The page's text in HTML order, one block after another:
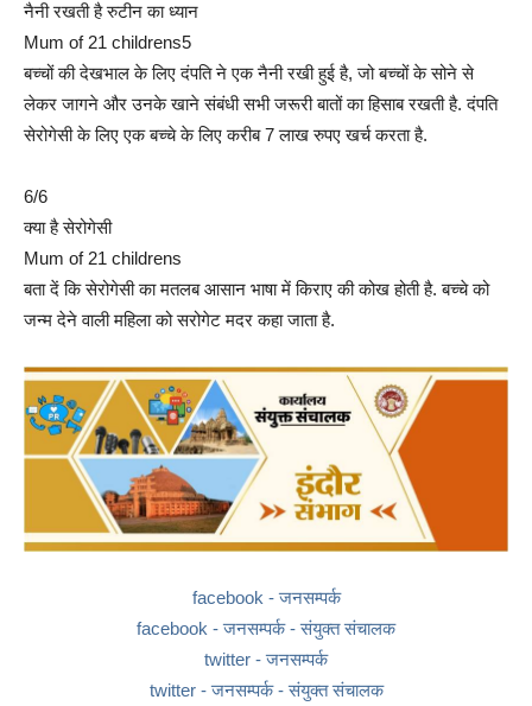
नैनी रखती है रुटीन का ध्यान
Mum of 21 childrens5
बच्चों की देखभाल के लिए दंपति ने एक नैनी रखी हुई है, जो बच्चों के सोने से
लेकर जागने और उनके खाने संबंधी सभी जरूरी बातों का हिसाब रखती है. दंपति
सेरोगेसी के लिए एक बच्चे के लिए करीब 7 लाख रुपए खर्च करता है.
6/6
क्या है सेरोगेसी
Mum of 21 childrens
बता दें कि सेरोगेसी का मतलब आसान भाषा में किराए की कोख होती है. बच्चे को
जन्म देने वाली महिला को सरोगेट मदर कहा जाता है.
facebook - जनसम्पर्क
facebook - जनसम्पर्क - संयुक्त संचालक
twitter - जनसम्पर्क
twitter - जनसम्पर्क - संयुक्त संचालक